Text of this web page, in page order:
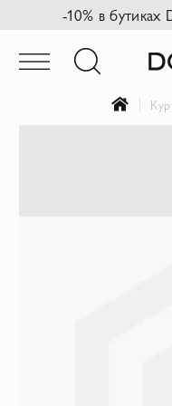
-10% в бутиках